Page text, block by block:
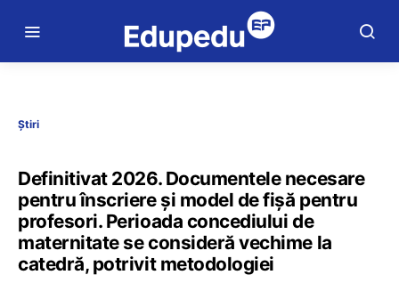
Știri
Definitivat 2026. Documentele necesare
pentru înscriere și model de fișă pentru
profesori. Perioada concediului de
maternitate se consideră vechime la
catedră, potrivit metodologiei